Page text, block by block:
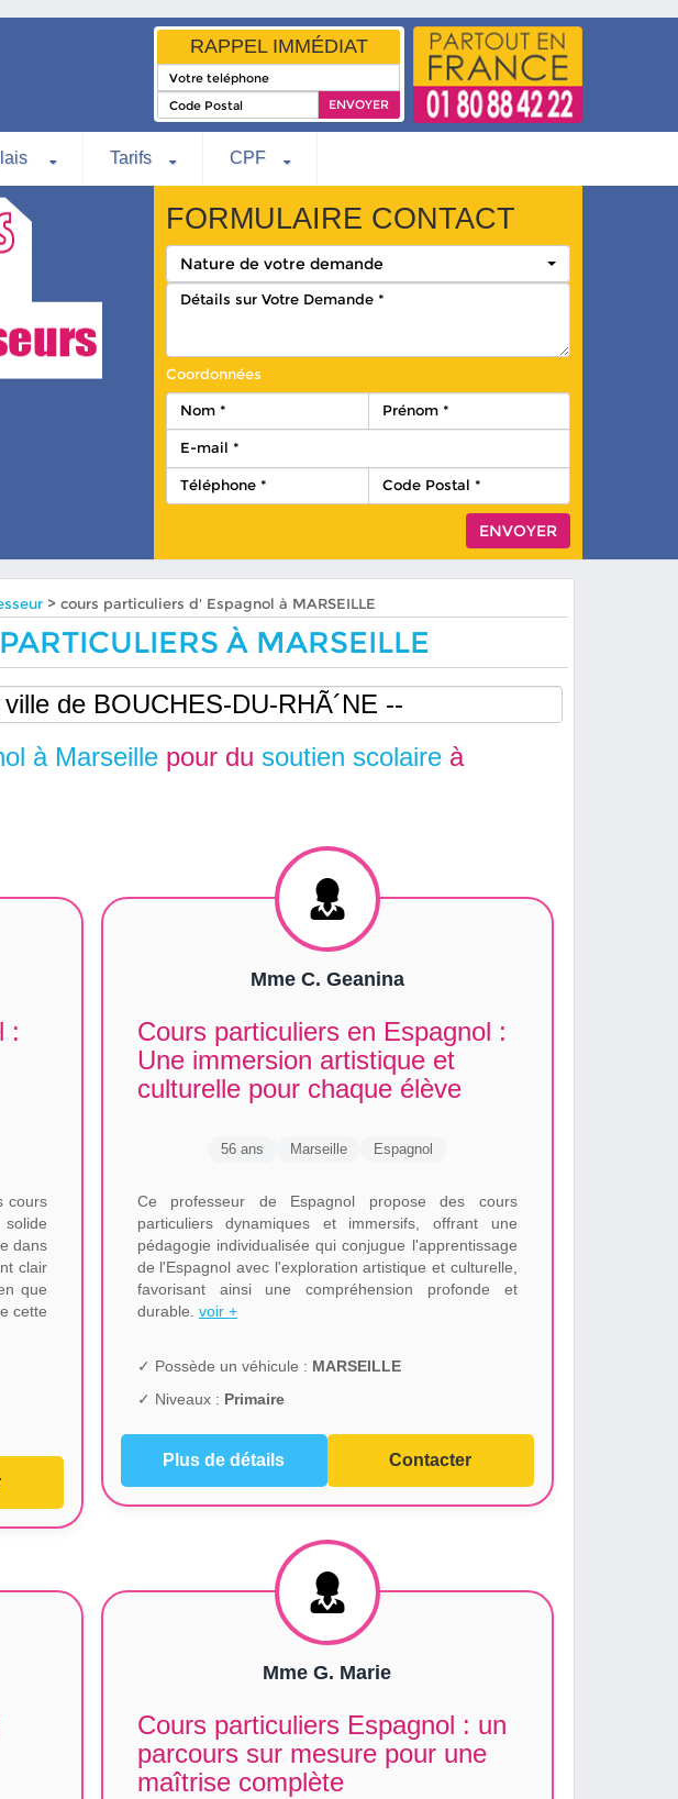
RAPPEL IMMÉDIAT
Tarifs CPF
FORMULAIRE CONTACT
Nature de votre demande
Coordonnées
> cours particuliers d' Espagnol à MARSEILLE
À MARSEILLE
à Marseille pour du soutien scolaire à
:
cours
dans
clair
que
cette
Mme C. Geanina
Cours particuliers en Espagnol :
Une immersion artistique et
culturelle pour chaque élève
56 ans Marseille Espagnol
Ce professeur de Espagnol propose des cours
particuliers dynamiques et immersifs, offrant une
pédagogie individualisée qui conjugue l'apprentissage
de l'Espagnol avec l'exploration artistique et culturelle,
favorisant ainsi une compréhension profonde et
durable. voir +
✓ Possède un véhicule : MARSEILLE
✓ Niveaux : Primaire
Plus de détails Contacter
Mme G. Marie
Cours particuliers Espagnol : un
parcours sur mesure pour une
maîtrise complète